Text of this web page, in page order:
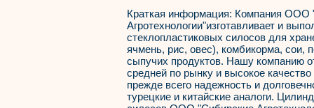
Краткая информация: Компания ООО
Агротехнологии"изготавливает и
стеклопластиковых силосов для
ячмень, рис, овес), комбикорма, сои,
сыпучих продуктов. Нашу компанию
средней по рынку и высокое
прежде всего надежность и
турецкие и китайские аналоги.